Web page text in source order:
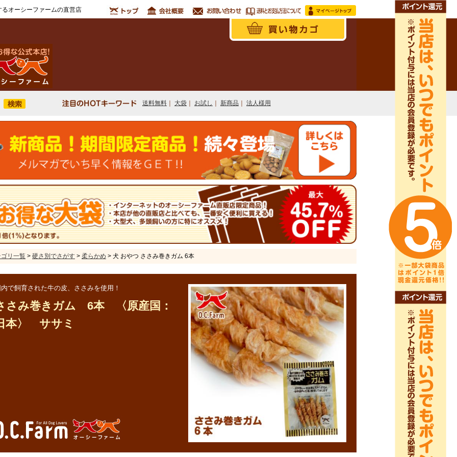
オーシーファームの直営店
送料無料 大袋 お試し 新商品 法人様用
リ一覧 > 硬さ別でさがす > 柔らかめ > 犬 おやつ ささみ巻きガム 6本
で飼育された牛の皮、ささみを使用！
さみ巻きガム 6本 〈原産国：
本〉 ササミ